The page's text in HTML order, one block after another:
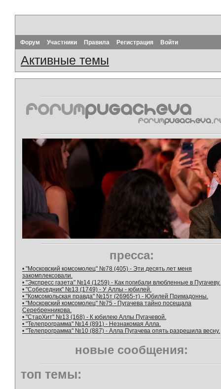
Форум Участники Правила Регистрация Войти
Активные темы
пресса:
• "Московский комсомолец" №78 (405) - Эти десять лет меня
закомплексовали.
• "Экспресс газета" №14 (1259) - Как погибали влюбленные в Пугачеву.
• "Собеседник" №13 (1749) - У Аллы - юбилей.
• "Комсомольская правда" №15т (26965-т) - Юбилей Примадонны.
• "Московский комсомолец" №75 - Пугачева тайно посещала
Серебренникова.
• "СтарХит" №13 (168) - К юбилею Аллы Пугачевой.
• "Телепрограмма" №14 (891) - Незнакомая Алла.
• "Телепрограмма" №10 (887) - Алла Пугачева опять разрешила весну.
новые сообщения:
топ темы: